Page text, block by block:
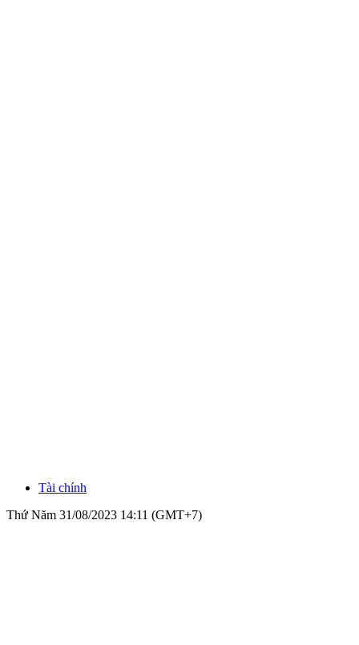
Tài chính
Thứ Năm 31/08/2023 14:11 (GMT+7)